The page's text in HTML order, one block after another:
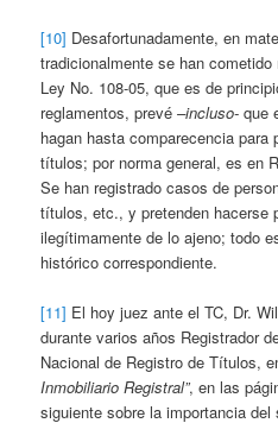
[10] Desafortunadamente, en
tradicionalmente se han
Ley No. 108-05, que es de
reglamentos, prevé–incluso- que
hagan hasta comparecencia para
títulos; por norma general, es en
Se han registrado casos de
títulos, etc., y pretenden hacerse
ilegítimamente de lo ajeno; todo
histórico correspondiente.
[11] El hoy juez ante el TC, Dr.
durante varios años Registrador
Nacional de Registro de Títulos,
Inmobiliario Registral”, en las
siguiente sobre la importancia del